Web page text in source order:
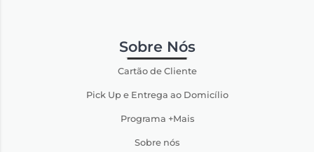
Sobre Nós
Cartão de Cliente
Pick Up e Entrega ao Domicílio
Programa +Mais
Sobre nós